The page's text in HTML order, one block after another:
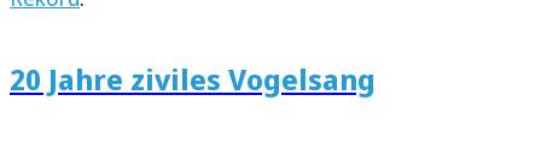
20 Jahre ziviles Vogelsang